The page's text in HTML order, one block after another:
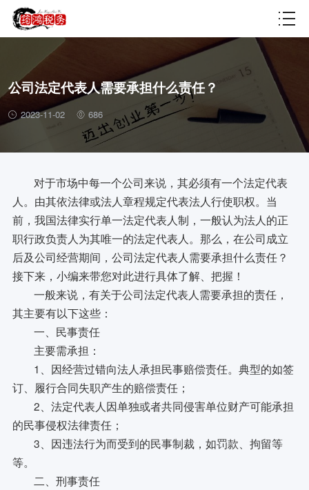
财税百科
公司法定代表人需要承担什么责任？
2023-11-02 686
对于市场中每一个公司来说，其必须有一个法定代表
人。由其依法律或法人章程规定代表法人行使职权。当
前，我国法律实行单一法定代表人制，一般认为法人的正
职行政负责人为其唯一的法定代表人。那么，在公司成立
后及公司经营期间，公司法定代表人需要承担什么责任？
接下来，小编来带您对此进行具体了解、把握！
一般来说，有关于公司法定代表人需要承担的责任，
其主要有以下这些：
一、民事责任
主要需承担：
1、因经营过错向法人承担民事赔偿责任。典型的如签
订、履行合同失职产生的赔偿责任；
2、法定代表人因单独或者共同侵害单位财产可能承担
的民事侵权法律责任；
3、因违法行为而受到的民事制裁，如罚款、拘留等
等。
二、刑事责任